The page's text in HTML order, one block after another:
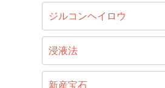
ジルコンヘイロウ
浸液法
新産宝石